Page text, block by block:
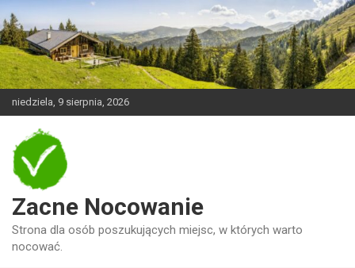
Skip
to
content
niedziela, 9 sierpnia, 2026
Zacne Nocowanie
Strona dla osób poszukujących miejsc, w których warto
nocować.